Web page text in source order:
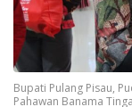
Bupati Pulang Pisau,
Pahawan Banama